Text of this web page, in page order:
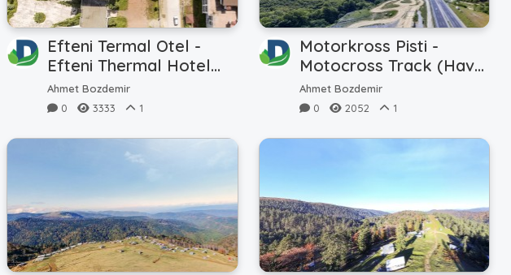
Efteni Termal Otel -
Efteni Thermal Hotel
(Hava - Air)
Ahmet Bozdemir
0
3333 1
Motorkross Pisti -
Motocross Track (Hava
- Air)
Ahmet Bozdemir
0
2052 1